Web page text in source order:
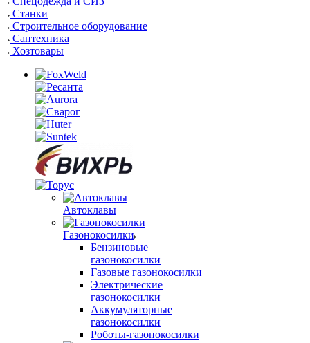
Станки
Строительное оборудование
Сантехника
Хозтовары
Автоклавы
Газонокосилки
Бензиновые
газонокосилки
Газовые газонокосилки
Электрические
газонокосилки
Аккумуляторные
газонокосилки
Роботы-газонокосилки